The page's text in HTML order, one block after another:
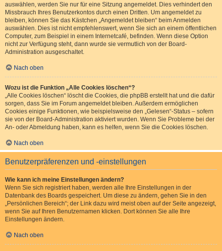
auswählen, werden Sie nur für eine Sitzung angemeldet. Dies verhindert den
Missbrauch Ihres Benutzerkontos durch einen Dritten. Um angemeldet zu
bleiben, können Sie das Kästchen „Angemeldet bleiben“ beim Anmelden
auswählen. Dies ist nicht empfehlenswert, wenn Sie sich an einem öffentlichen
Computer, zum Beispiel in einem Internetcafé, befinden. Wenn diese Option
nicht zur Verfügung steht, dann wurde sie vermutlich von der Board-
Administration ausgeschaltet.
Nach oben
Wozu ist die Funktion „Alle Cookies löschen“?
„Alle Cookies löschen“ löscht die Cookies, die phpBB erstellt hat und die dafür
sorgen, dass Sie im Forum angemeldet bleiben. Außerdem ermöglichen
Cookies einige Funktionen, wie beispielsweise den „Gelesen“-Status – sofern
sie von der Board-Administration aktiviert wurden. Wenn Sie Probleme bei der
An- oder Abmeldung haben, kann es helfen, wenn Sie die Cookies löschen.
Nach oben
Benutzerpräferenzen und -einstellungen
Wie kann ich meine Einstellungen ändern?
Wenn Sie sich registriert haben, werden alle Ihre Einstellungen in der
Datenbank des Boards gespeichert. Um diese zu ändern, gehen Sie in den
„Persönlichen Bereich“; der Link dazu wird meist oben auf der Seite angezeigt,
wenn Sie auf Ihren Benutzernamen klicken. Dort können Sie alle Ihre
Einstellungen ändern.
Nach oben